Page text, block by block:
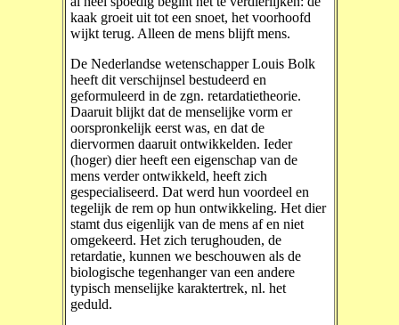
kaak groeit uit tot een snoet, het voorhoofd
wijkt terug. Alleen de mens blijft mens.
De Nederlandse wetenschapper Louis Bolk
heeft dit verschijnsel bestudeerd en
geformuleerd in de zgn. retardatietheorie.
Daaruit blijkt dat de menselijke vorm er
oorspronkelijk eerst was, en dat de
diervormen daaruit ontwikkelden. Ieder
(hoger) dier heeft een eigenschap van de
mens verder ontwikkeld, heeft zich
gespecialiseerd. Dat werd hun voordeel en
tegelijk de rem op hun ontwikkeling. Het dier
stamt dus eigenlijk van de mens af en niet
omgekeerd. Het zich terughouden, de
retardatie, kunnen we beschouwen als de
biologische tegenhanger van een andere
typisch menselijke karaktertrek, nl. het
geduld.